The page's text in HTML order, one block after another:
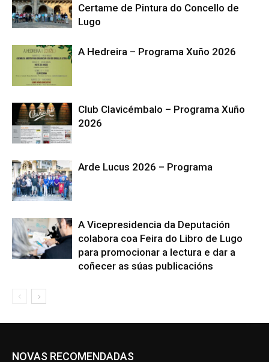
Certame de Pintura do Concello de
Lugo
A Hedreira – Programa Xuño 2026
Club Clavicémbalo – Programa Xuño
2026
Arde Lucus 2026 – Programa
A Vicepresidencia da Deputación
colabora coa Feira do Libro de Lugo
para promocionar a lectura e dar a
coñecer as súas publicacións
NOVAS RECOMENDADAS